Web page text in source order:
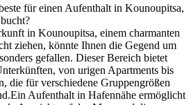
für einen Aufenthalt in Kounoupitsa,
in Kounoupitsa, einem charmanten
ziehen, könnte Ihnen die Gegend um
gefallen. Dieser Bereich bietet
von urigen Apartments bis
die für verschiedene Gruppengrößen
Aufenthalt in Hafennähe ermöglicht